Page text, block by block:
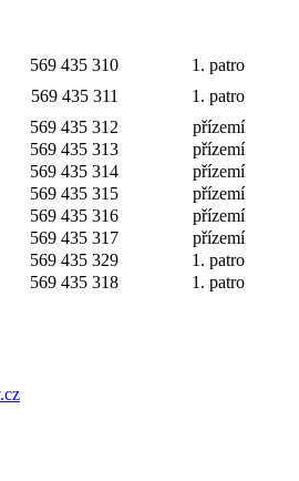
569 435 310
1. patro
569 435 311
1. patro
569 435 312
přízemí
569 435 313
přízemí
569 435 314
přízemí
569 435 315
přízemí
569 435 316
přízemí
569 435 317
přízemí
569 435 329
1. patro
569 435 318 1. patro